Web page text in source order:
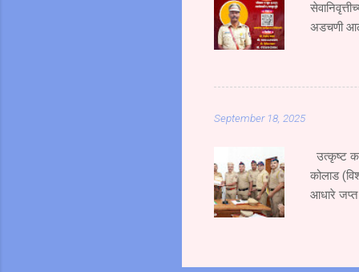
अडचणी
म्हणाले की
September 18, 2025
उत्कृष्ट
कोलाड
आधारे जप्त
करण्यात